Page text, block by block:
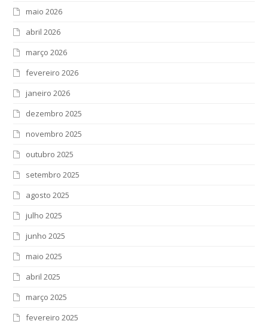
maio 2026
abril 2026
março 2026
fevereiro 2026
janeiro 2026
dezembro 2025
novembro 2025
outubro 2025
setembro 2025
agosto 2025
julho 2025
junho 2025
maio 2025
abril 2025
março 2025
fevereiro 2025